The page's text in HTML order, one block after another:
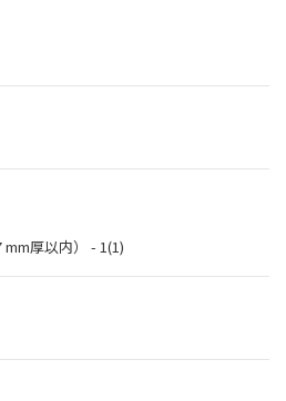
mm厚以内） - 1(1)